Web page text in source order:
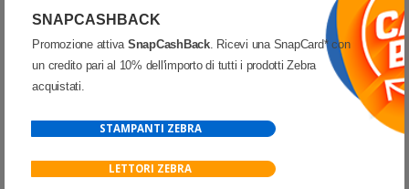
SNAPCASHBACK
Promozione attiva SnapCashBack. Ricevi una SnapCard* con
un credito pari al 10% dell'importo di tutti i prodotti Zebra
acquistati.
STAMPANTI ZEBRA
LETTORI ZEBRA